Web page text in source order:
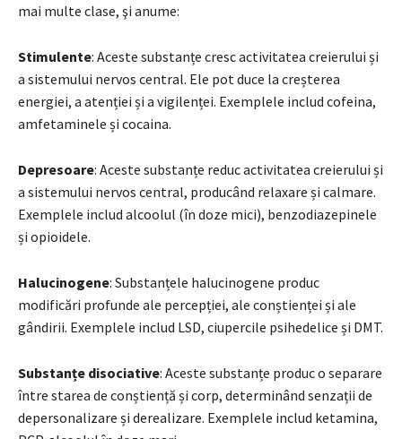
mai multe clase, şi anume:
Stimulente: Aceste substanțe cresc activitatea creierului și
a sistemului nervos central. Ele pot duce la creșterea
energiei, a atenției și a vigilenței. Exemplele includ cofeina,
amfetaminele și cocaina.
Depresoare: Aceste substanțe reduc activitatea creierului și
a sistemului nervos central, producând relaxare și calmare.
Exemplele includ alcoolul (în doze mici), benzodiazepinele
și opioidele.
Halucinogene: Substanțele halucinogene produc
modificări profunde ale percepției, ale conștienței și ale
gândirii. Exemplele includ LSD, ciupercile psihedelice și DMT.
Substanțe disociative: Aceste substanțe produc o separare
între starea de conștiență și corp, determinând senzații de
depersonalizare și derealizare. Exemplele includ ketamina,